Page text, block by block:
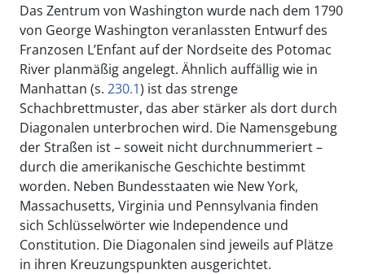
Das Zentrum von Washington wurde nach dem 1790
von George Washington veranlassten Entwurf des
Franzosen L’Enfant auf der Nordseite des Potomac
River planmäßig angelegt. Ähnlich auffällig wie in
Manhattan (s. 230.1) ist das strenge
Schachbrettmuster, das aber stärker als dort durch
Diagonalen unterbrochen wird. Die Namensgebung
der Straßen ist – soweit nicht durchnummeriert –
durch die amerikanische Geschichte bestimmt
worden. Neben Bundesstaaten wie New York,
Massachusetts, Virginia und Pennsylvania finden
sich Schlüsselwörter wie Independence und
Constitution. Die Diagonalen sind jeweils auf Plätze
in ihren Kreuzungspunkten ausgerichtet.